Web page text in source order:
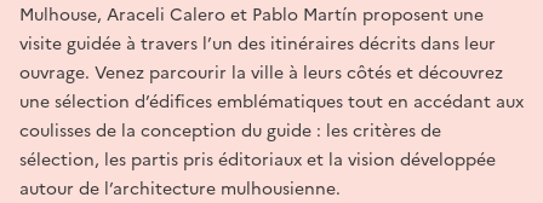
Mulhouse, Araceli Calero et Pablo Martín proposent une
visite guidée à travers l’un des itinéraires décrits dans leur
ouvrage. Venez parcourir la ville à leurs côtés et découvrez
une sélection d’édifices emblématiques tout en accédant aux
coulisses de la conception du guide : les critères de
sélection, les partis pris éditoriaux et la vision développée
autour de l’architecture mulhousienne.